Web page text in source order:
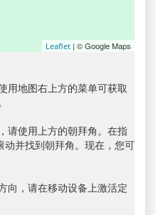
Leaflet | © Google Maps
用地图右上方的菜单可获取
请使用上方的朝拜角。在指
并找到朝拜角。现在，您可
向，请在移动设备上激活定